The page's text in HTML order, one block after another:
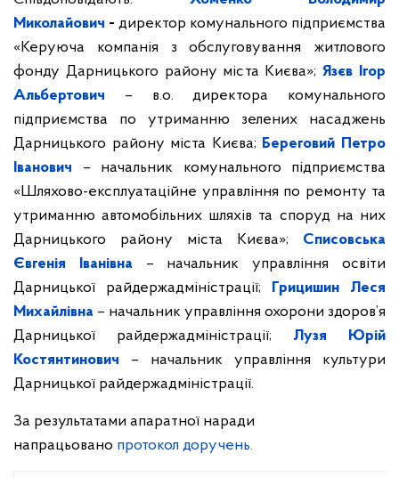
Миколайович - директор комунального підприємства
«Керуюча компанія з обслуговування житлового
фонду Дарницького району міста Києва»;Язєв Ігор
Альбертович
– в.о. директора комунального
підприємства по утриманню зелених насаджень
Дарницького району міста Києва; Береговий Петро
Іванович
– начальник комунального підприємства
«Шляхово-експлуатаційне управління по ремонту та
утриманню автомобільних шляхів та споруд на них
Дарницького району міста Києва»; Списовська
Євгенія Іванівна – начальник управління освіти
Дарницької райдержадміністрації; Грицишин Леся
Михайлівна – начальник управління охорони здоров’я
Дарницької райдержадміністрації; Лузя Юрій
Костянтинович – начальник управління культури
Дарницької райдержадміністрації.
За результатами апаратної наради
напрацьовано протокол доручень.